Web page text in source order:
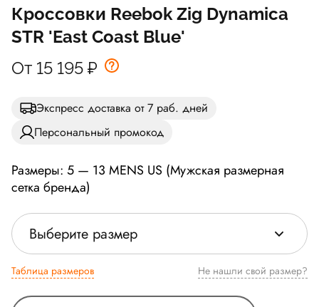
Кроссовки Reebok Zig Dynamica
STR 'East Coast Blue'
От 15 195 ₽
Экспресс доставка от 7 раб. дней
Персональный промокод
Размеры: 5 — 13 MENS US (Мужская размерная
сетка бренда)
Выберите размер
Таблица размеров Не нашли свой размер?